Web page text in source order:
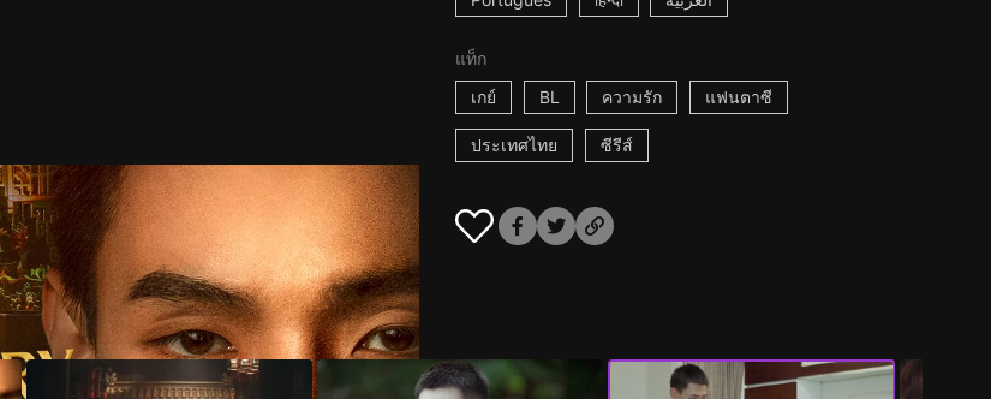
แท็ก
เกย์
BL ความรัก แฟนตาซี
ประเทศไทย ซีรีส์